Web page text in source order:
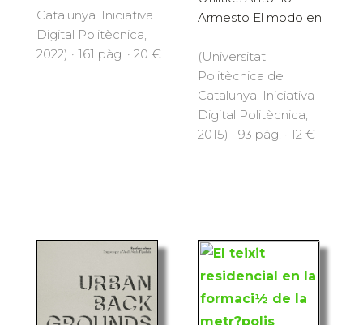
Catalunya. Iniciativa
Digital Politècnica,
2022) · 161 pàg. · 20 €
Armesto El modo en
(Universitat
Politècnica de
Catalunya. Iniciativa
Digital Politècnica,
2015) · 93 pàg. · 12 €